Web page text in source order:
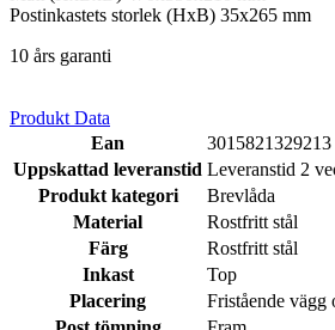
Postinkastets storlek (HxB) 35x265 mm
10 års garanti
Produkt Data
Ean
3015821329213
Uppskattad leveranstid Leveranstid 2
Produkt kategori
Brevlåda
Material
Rostfritt stål
Färg
Rostfritt stål
Inkast
Top
Placering
Fristående vägg